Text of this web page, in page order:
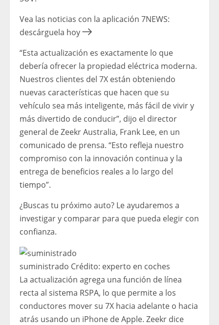
Vea las noticias con la aplicación 7NEWS:
descárguela hoy
“Esta actualización es exactamente lo que
debería ofrecer la propiedad eléctrica moderna.
Nuestros clientes del 7X están obteniendo
nuevas características que hacen que su
vehículo sea más inteligente, más fácil de vivir y
más divertido de conducir”, dijo el director
general de Zeekr Australia, Frank Lee, en un
comunicado de prensa. “Esto refleja nuestro
compromiso con la innovación continua y la
entrega de beneficios reales a lo largo del
tiempo”.
¿Buscas tu próximo auto? Le ayudaremos a
investigar y comparar para que pueda elegir con
confianza.
suministrado Crédito: experto en coches
La actualización agrega una función de línea
recta al sistema RSPA, lo que permite a los
conductores mover su 7X hacia adelante o hacia
atrás usando un iPhone de Apple. Zeekr dice